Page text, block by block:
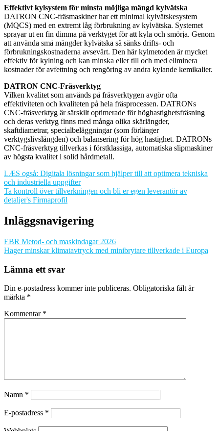
Effektivt kylsystem för minsta möjliga mängd kylvätska
DATRON CNC-fräsmaskiner har ett minimal kylvätskesystem
(MQCS) med en extremt låg förbrukning av kylvätska. Systemet
sprayar ut en fin dimma på verktyget för att kyla och smörja. Genom
att använda små mängder kylvätska så sänks drifts- och
förbrukningskostnaderna avsevärt. Den här kylmetoden är mycket
effektiv för kylning och kan minska eller till och med eliminera
kostnader för avfettning och rengöring av andra kylande kemikalier.
DATRON CNC-Fräsverktyg
Vilken kvalitet som används på fräsverktygen avgör ofta
effektiviteten och kvaliteten på hela fräsprocessen. DATRONs
CNC-fräsverktyg är särskilt optimerade för höghastighetsfräsning
och deras verktyg finns med många olika skärlängder,
skaftdiametrar, specialbeläggningar (som förlänger
verktygslivslängden) och balansering för hög hastighet. DATRONs
CNC-fräsverktyg tillverkas i förstklassiga, automatiska slipmaskiner
av högsta kvalitet i solid hårdmetall.
LÆS også: Digitala lösningar som hjälper till att optimera tekniska
och industriella uppgifter
Ta kontroll över tillverkningen och bli er egen leverantör av
detaljer's Firmaprofil
Inläggsnavigering
EBR Metod- och maskindagar 2026
Hager minskar klimatavtryck med minibrytare tillverkade i Europa
Lämna ett svar
Din e-postadress kommer inte publiceras. Obligatoriska fält är
märkta *
Kommentar *
Namn *
E-postadress *